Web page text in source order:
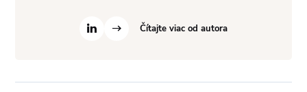
Čítajte viac od autora